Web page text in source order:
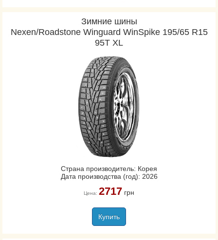
Зимние шины
Nexen/Roadstone Winguard WinSpike 195/65 R15
95T XL
Страна производитель: Корея
Дата производства (год): 2026
Цена: 2717грн
Купить